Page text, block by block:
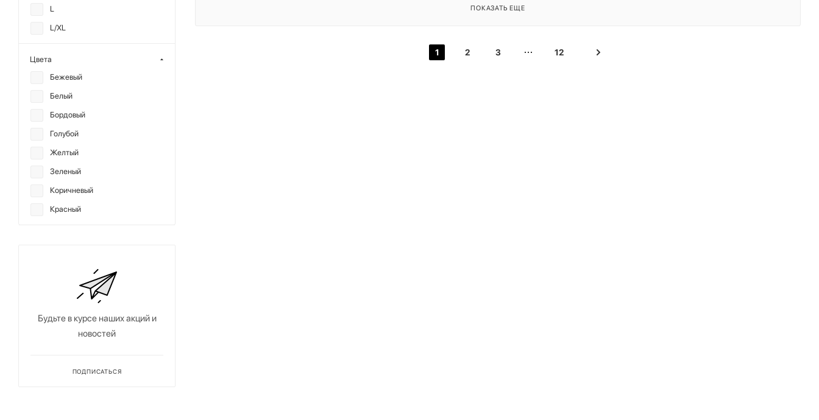
ПОКАЗАТЬ ЕЩЕ
1 2 3 12
L
L/XL
OS
2XS/XS
Цвета
Бежевый
Белый
Бордовый
Голубой
Желтый
Зеленый
Коричневый
Красный
Фиолетовый
Будьте в курсе наших акций и
новостей
ПОДПИСАТЬСЯ